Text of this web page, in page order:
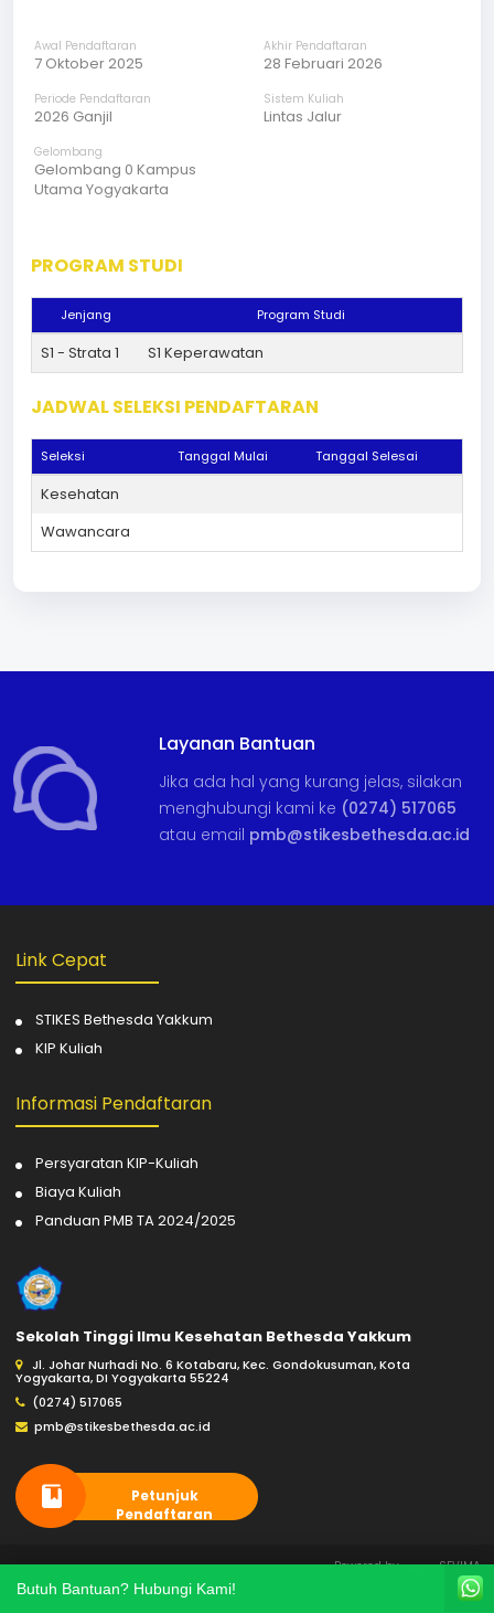
Awal Pendaftaran
7 Oktober 2025
Akhir Pendaftaran
28 Februari 2026
Periode Pendaftaran
2026 Ganjil
Sistem Kuliah
Lintas Jalur
Gelombang
Gelombang 0 Kampus
Utama Yogyakarta
PROGRAM STUDI
Jenjang Program Studi
S1 - Strata 1 S1 Keperawatan
JADWAL SELEKSI PENDAFTARAN
Seleksi Tanggal Mulai Tanggal Selesai
Kesehatan
Wawancara
Butuh Bantuan? Hubungi Kami!
Layanan Bantuan
Jika ada hal yang kurang jelas, silakan
menghubungi kami ke (0274) 517065
atau email pmb@stikesbethesda.ac.id
Link Cepat
STIKES Bethesda Yakkum
KIP Kuliah
Informasi Pendaftaran
Persyaratan KIP-Kuliah
Biaya Kuliah
Panduan PMB TA 2024/2025
Sekolah Tinggi Ilmu Kesehatan Bethesda Yakkum
Jl. Johar Nurhadi No. 6 Kotabaru, Kec. Gondokusuman, Kota
Yogyakarta, DI Yogyakarta 55224
(0274) 517065
pmb@stikesbethesda.ac.id
Petunjuk
Pendaftaran
Copyright @ 2026 Sekolah Tinggi
Ilmu Kesehatan Bethesda Yakkum
Powered by SEVIMA